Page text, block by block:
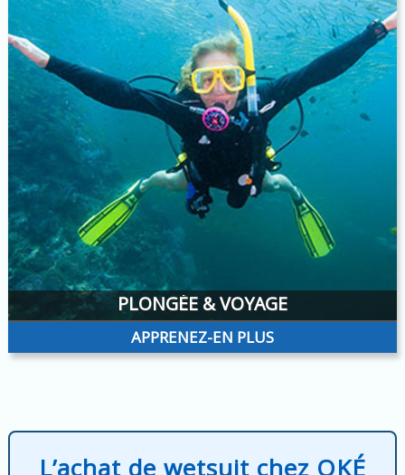
PLONGÉE & VOYAGE
APPRENEZ-EN PLUS
L’achat de wetsuit chez OKÉ